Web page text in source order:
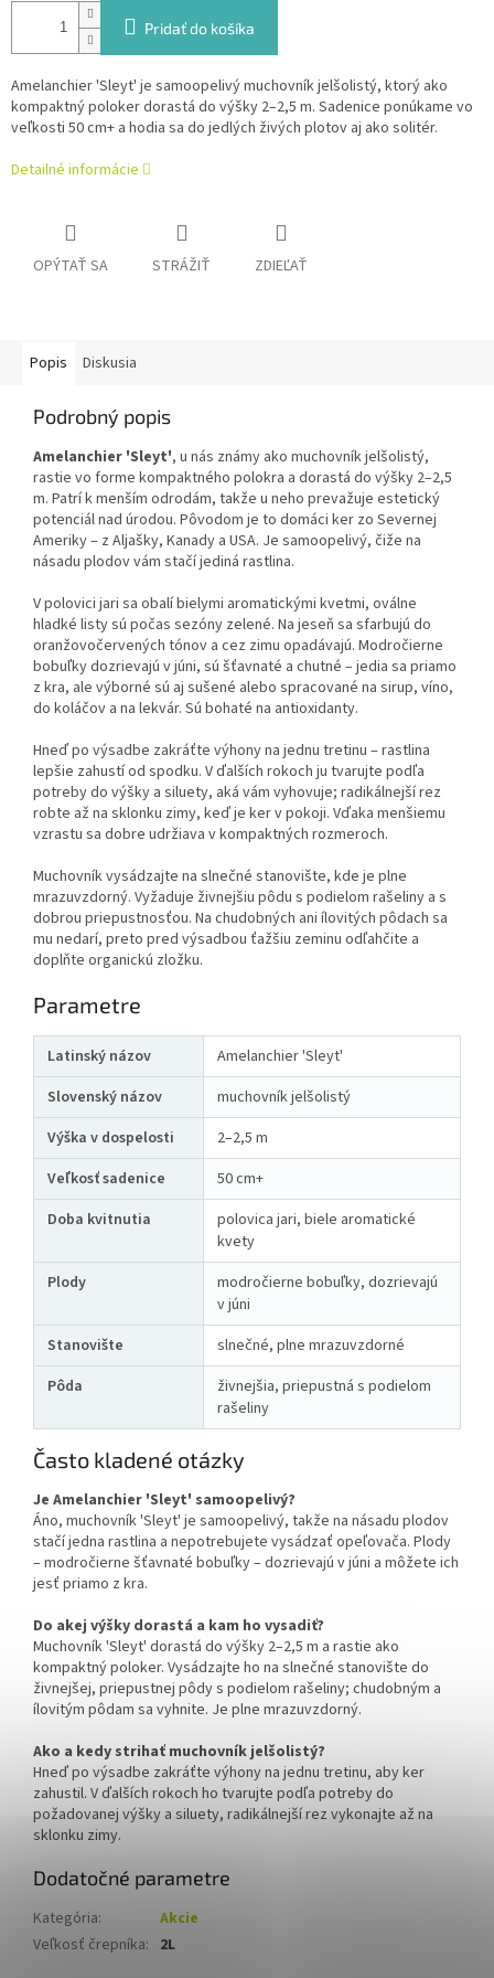
Pridať do košíka
Amelanchier 'Sleyt' je samoopelivý muchovník jelšolistý, ktorý ako
kompaktný poloker dorastá do výšky 2–2,5 m. Sadenice ponúkame vo
veľkosti 50 cm+ a hodia sa do jedlých živých plotov aj ako solitér.
Detailné informácie
OPÝTAŤ SA STRÁŽIŤ ZDIEĽAŤ
Popis Diskusia
Podrobný popis
Amelanchier 'Sleyt', u nás známy ako muchovník jelšolistý,
rastie vo forme kompaktného polokra a dorastá do výšky 2–2,5
m. Patrí k menším odrodám, takže u neho prevažuje estetický
potenciál nad úrodou. Pôvodom je to domáci ker zo Severnej
Ameriky – z Aljašky, Kanady a USA. Je samoopelivý, čiže na
násadu plodov vám stačí jediná rastlina.
V polovici jari sa obalí bielymi aromatickými kvetmi, oválne
hladké listy sú počas sezóny zelené. Na jeseň sa sfarbujú do
oranžovočervených tónov a cez zimu opadávajú. Modročierne
bobuľky dozrievajú v júni, sú šťavnaté a chutné – jedia sa priamo
z kra, ale výborné sú aj sušené alebo spracované na sirup, víno,
do koláčov a na lekvár. Sú bohaté na antioxidanty.
Hneď po výsadbe zakráťte výhony na jednu tretinu – rastlina
lepšie zahustí od spodku. V ďalších rokoch ju tvarujte podľa
potreby do výšky a siluety, aká vám vyhovuje; radikálnejší rez
robte až na sklonku zimy, keď je ker v pokoji. Vďaka menšiemu
vzrastu sa dobre udržiava v kompaktných rozmeroch.
Muchovník vysádzajte na slnečné stanovište, kde je plne
mrazuvzdorný. Vyžaduje živnejšiu pôdu s podielom rašeliny a s
dobrou priepustnosťou. Na chudobných ani ílovitých pôdach sa
mu nedarí, preto pred výsadbou ťažšiu zeminu odľahčite a
doplňte organickú zložku.
Parametre
Latinský názov
Amelanchier 'Sleyt'
Slovenský názov
muchovník jelšolistý
Výška v dospelosti
2–2,5 m
Veľkosť sadenice
50 cm+
Doba kvitnutia
polovica jari, biele aromatické
kvety
Plody
modročierne bobuľky, dozrievajú
v júni
Stanovište
slnečné, plne mrazuvzdorné
Pôda
živnejšia, priepustná s podielom
rašeliny
Často kladené otázky
Je Amelanchier 'Sleyt' samoopelivý?
Áno, muchovník 'Sleyt' je samoopelivý, takže na násadu plodov
stačí jedna rastlina a nepotrebujete vysádzať opeľovača. Plody
– modročierne šťavnaté bobuľky – dozrievajú v júni a môžete ich
jesť priamo z kra.
Do akej výšky dorastá a kam ho vysadiť?
Muchovník 'Sleyt' dorastá do výšky 2–2,5 m a rastie ako
kompaktný poloker. Vysádzajte ho na slnečné stanovište do
živnejšej, priepustnej pôdy s podielom rašeliny; chudobným a
ílovitým pôdam sa vyhnite. Je plne mrazuvzdorný.
Ako a kedy strihať muchovník jelšolistý?
Hneď po výsadbe zakráťte výhony na jednu tretinu, aby ker
zahustil. V ďalších rokoch ho tvarujte podľa potreby do
požadovanej výšky a siluety, radikálnejší rez vykonajte až na
sklonku zimy.
Dodatočné parametre
Kategória:
Akcie
Veľkosť črepníka: 2L